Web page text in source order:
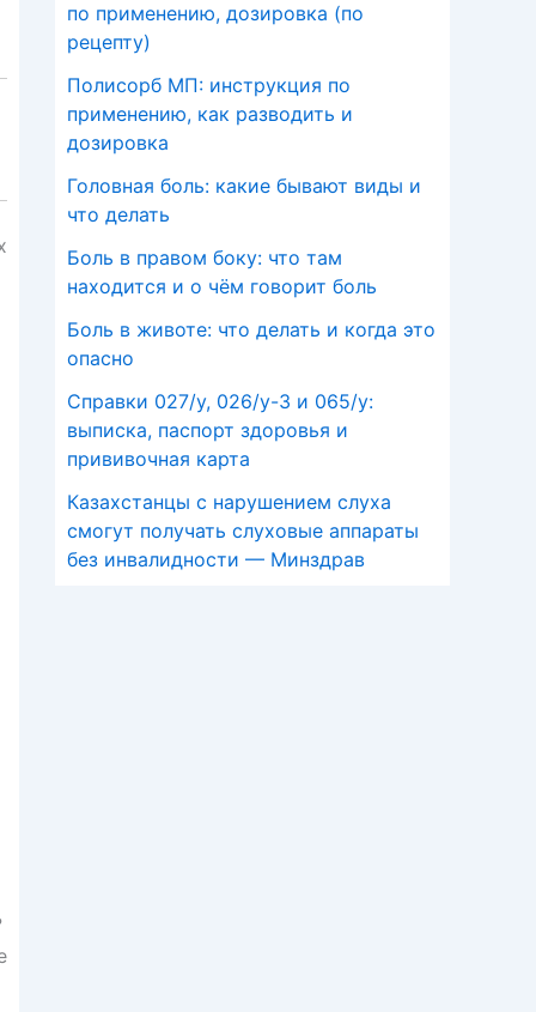
по применению, дозировка (по
рецепту)
Полисорб МП: инструкция по
применению, как разводить и
дозировка
Головная боль: какие бывают виды и
что делать
Боль в правом боку: что там
находится и о чём говорит боль
Боль в животе: что делать и когда это
опасно
Справки 027/у, 026/у-3 и 065/у:
выписка, паспорт здоровья и
прививочная карта
Казахстанцы с нарушением слуха
смогут получать слуховые аппараты
без инвалидности — Минздрав